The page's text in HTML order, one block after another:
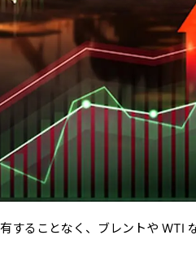
することなく、ブレントや WTI